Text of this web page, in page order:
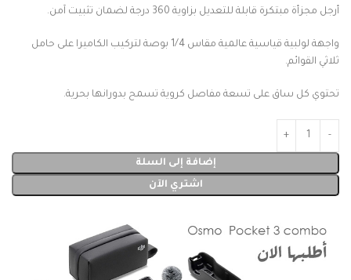
أرجل مجزأة مبتكرة قابلة للتعديل بزاوية 360 درجة لضمان تثبيت آمن.
واجهة لولبية قياسية عالمية مقاس 1/4 بوصة لتركيب الكاميرا على حامل
ثلاثي القوائم.
تحتوي كل ساق على تسعة مفاصل كروية تسمح بدورانها بحرية.
إضافة إلى السلة
اشتري الآن